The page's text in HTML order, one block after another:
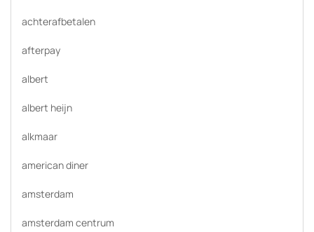
achterafbetalen
afterpay
albert
albert heijn
alkmaar
american diner
amsterdam
amsterdam centrum